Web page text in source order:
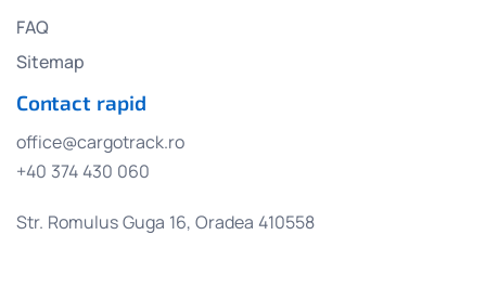
FAQ
Sitemap
Contact rapid
office@cargotrack.ro
+40 374 430 060
Str. Romulus Guga 16, Oradea 410558